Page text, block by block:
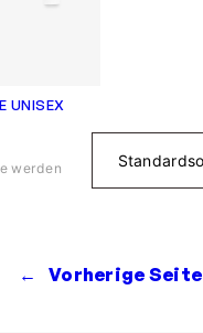
UNISEX
werden
← Vorherige Seite